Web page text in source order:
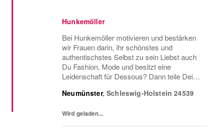
Hunkemöller
Bei Hunkemöller motivieren und bestärken
wir Frauen darin, ihr schönstes und
authentischstes Selbst zu sein Liebst auch
Du Fashion, Mode und besitzt eine
Leidenschaft für Dessous? Dann teile Deine
neuer Lagermitarbeiterin in Teilzeit mit 18 –
Neumünster,Schleswig-Holstein 24539
Wird geladen...